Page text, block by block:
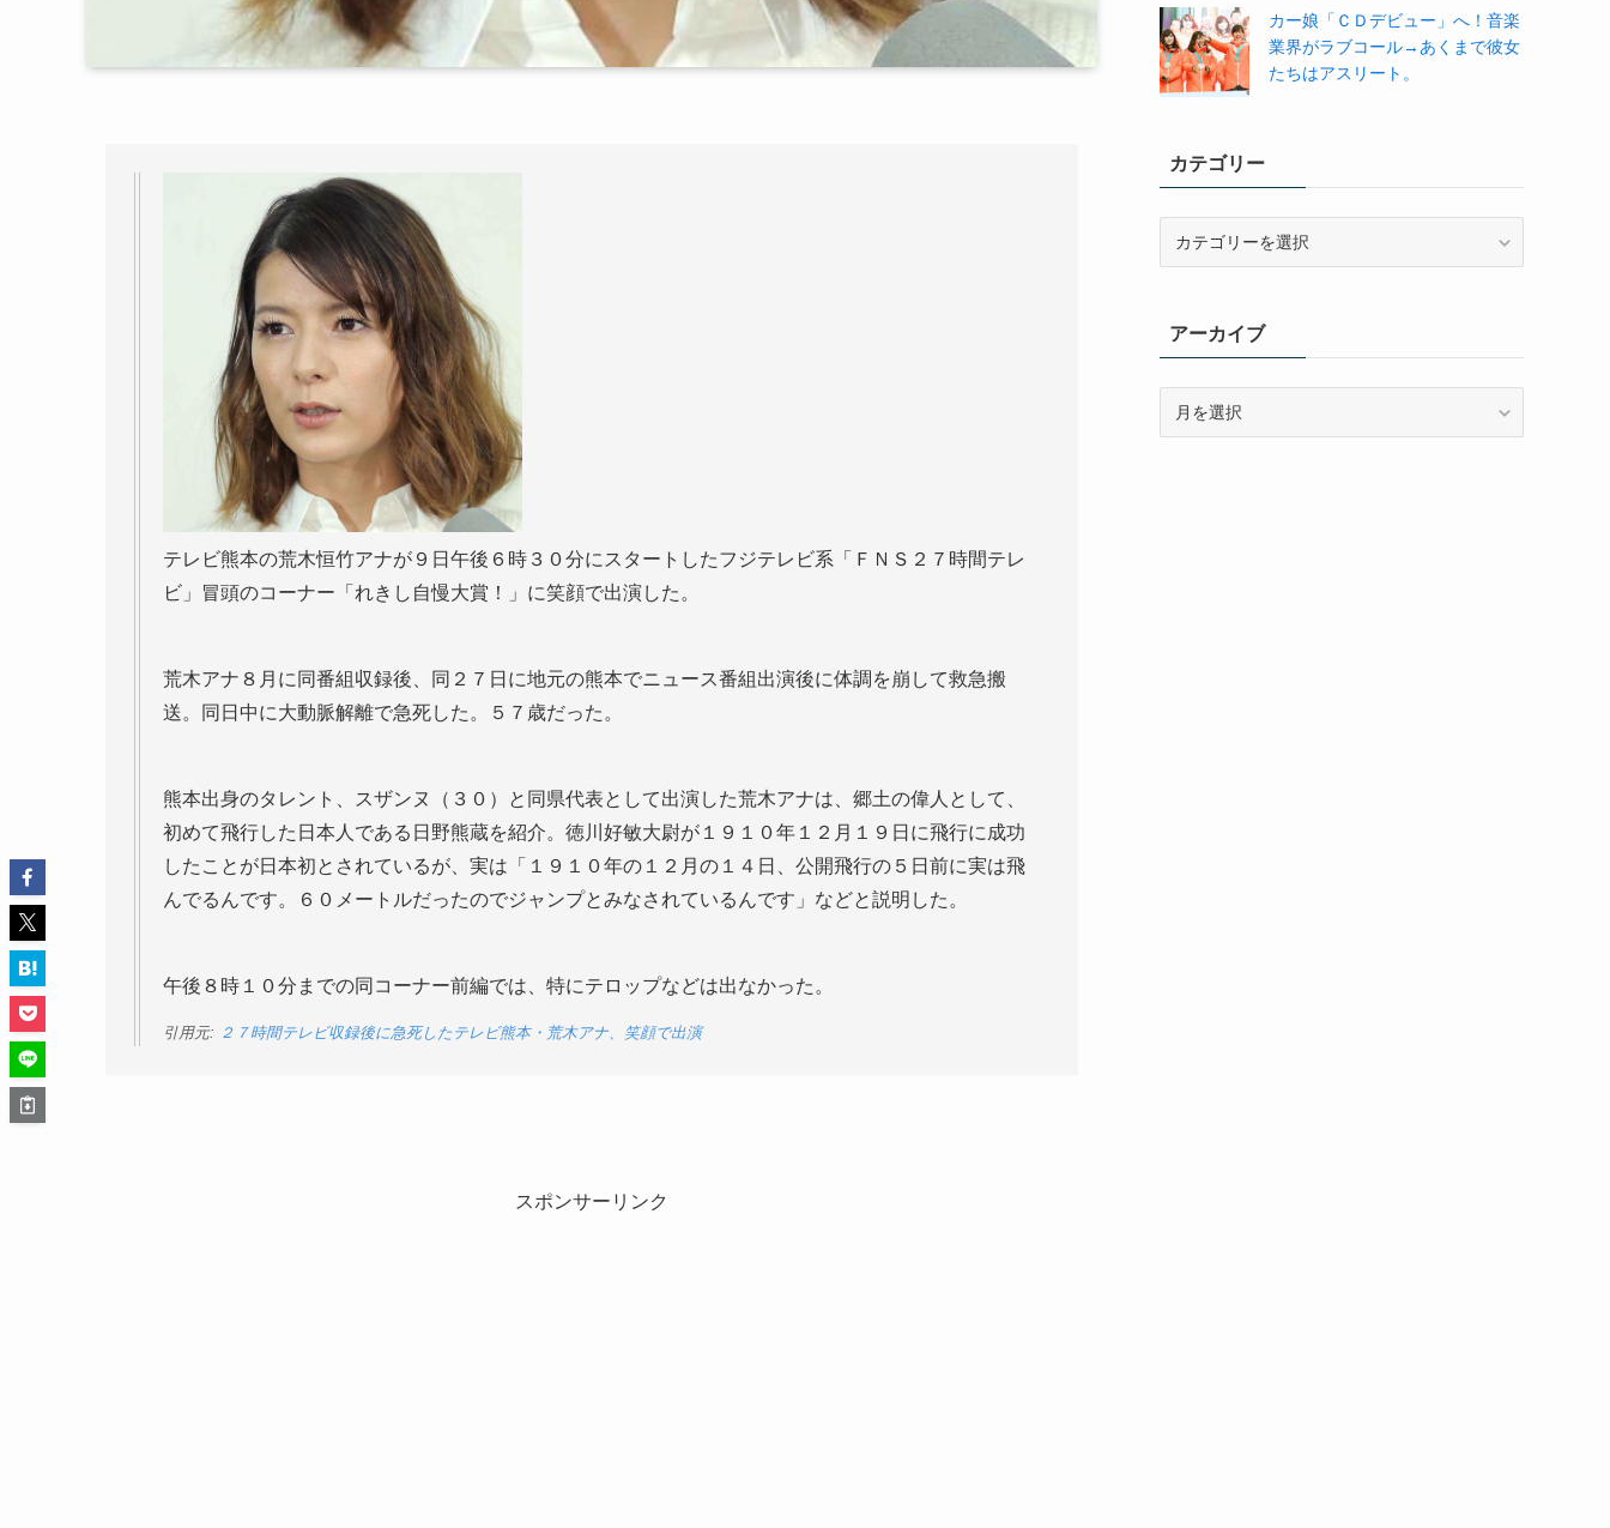
テレビ熊本の荒木恒竹アナが９日午後６時３０分にスタートしたフジテレビ系「ＦＮＳ２７時間テレ
ビ」冒頭のコーナー「れきし自慢大賞！」に笑顔で出演した。
荒木アナ８月に同番組収録後、同２７日に地元の熊本でニュース番組出演後に体調を崩して救急搬
送。同日中に大動脈解離で急死した。５７歳だった。
熊本出身のタレント、スザンヌ（３０）と同県代表として出演した荒木アナは、郷土の偉人として、
初めて飛行した日本人である日野熊蔵を紹介。徳川好敏大尉が１９１０年１２月１９日に飛行に成功
したことが日本初とされているが、実は「１９１０年の１２月の１４日、公開飛行の５日前に実は飛
んでるんです。６０メートルだったのでジャンプとみなされているんです」などと説明した。
午後８時１０分までの同コーナー前編では、特にテロップなどは出なかった。
引用元: ２７時間テレビ収録後に急死したテレビ熊本・荒木アナ、笑顔で出演
スポンサーリンク
カー娘「ＣＤデビュー」へ！音楽
業界がラブコール→あくまで彼女
たちはアスリート。
カテゴリー
ーアーカイブ